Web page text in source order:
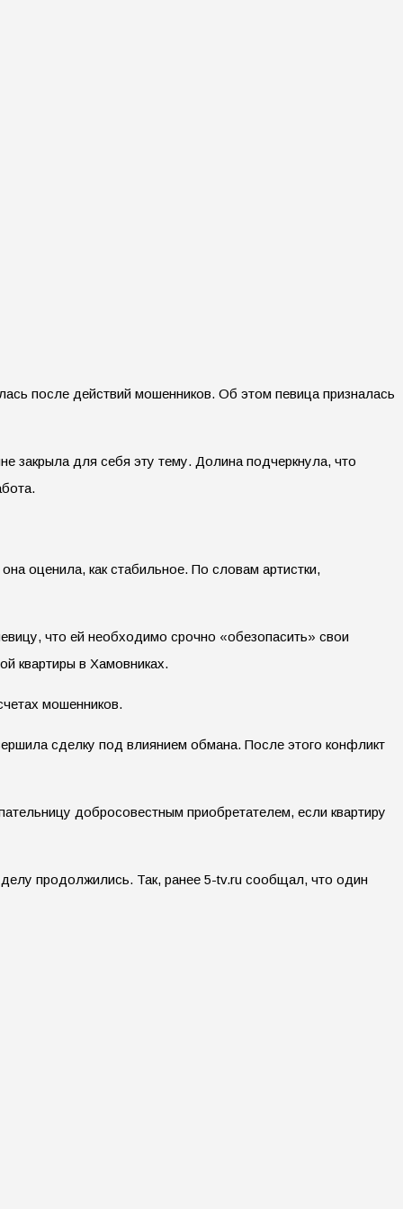
после действий мошенников. Об этом певица призналась
закрыла для себя эту тему. Долина подчеркнула, что
оценила, как стабильное. По словам артистки,
что ей необходимо срочно «обезопасить» свои
квартиры в Хамовниках.
мошенников.
сделку под влиянием обмана. После этого конфликт
добросовестным приобретателем, если квартиру
делу продолжились. Так, ранее 5-tv.ru сообщал, что один